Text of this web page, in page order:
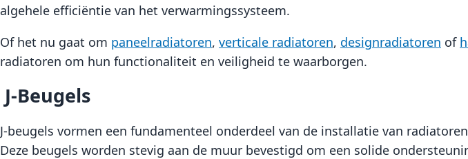
algehele efficiëntie van het verwarmingssysteem.
Of het nu gaat om paneelradiatoren, verticale radiatoren, designradiatoren of
radiatoren om hun functionaliteit en veiligheid te waarborgen.
J-Beugels
J-beugels vormen een fundamenteel onderdeel van de installatie van
Deze beugels worden stevig aan de muur bevestigd om een solide